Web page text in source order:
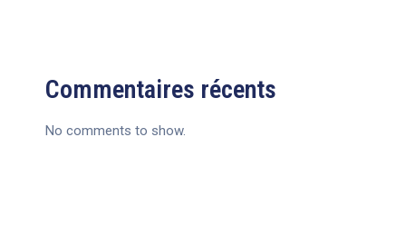
Commentaires récents
No comments to show.